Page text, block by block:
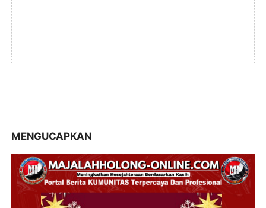
MENGUCAPKAN